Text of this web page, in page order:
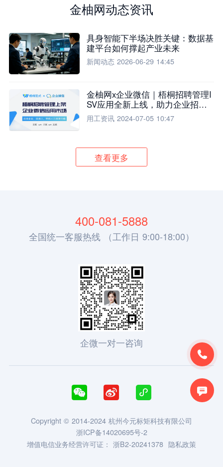
金柚网动态资讯
具身智能下半场决胜关键：数据基
建平台如何撑起产业未来
新闻动态 2026-06-29 14:45
金柚网x企业微信｜梧桐招聘管理I
SV应用全新上线，助力企业招聘
流程全面升级
用工资讯 2024-07-05 10:47
查看更多


400-081-5888
全国统一客服热线 （工作日 9:00-18:00）
企微一对一咨询
  
Copyright © 2014-2024 杭州今元标矩科技有限公司
浙ICP备14020695号-2
增值电信业务经营许可证： 浙B2-20241378 隐私政策